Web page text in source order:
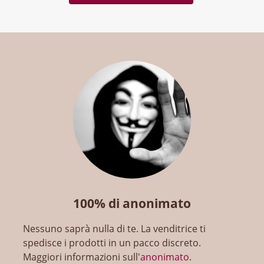
100% di anonimato
Nessuno saprà nulla di te. La venditrice ti
spedisce i prodotti in un pacco discreto.
Maggiori informazioni sull'anonimato.